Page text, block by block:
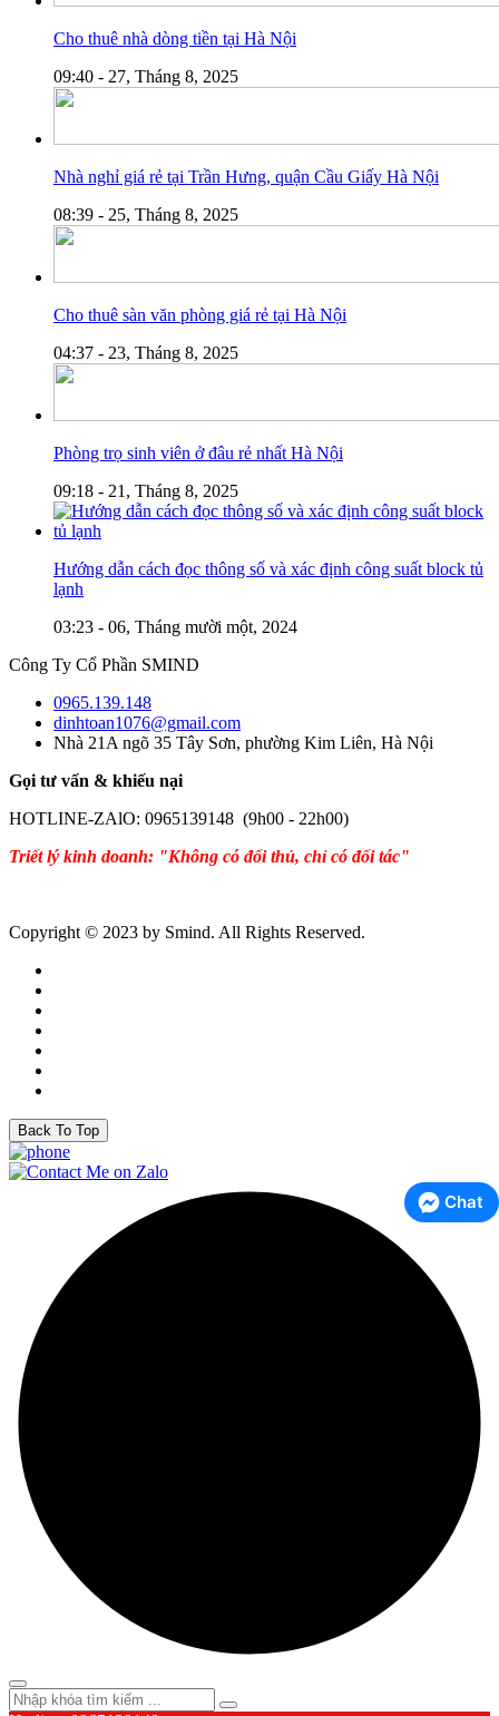
Cho thuê nhà dòng tiền tại Hà Nội
09:40 - 27, Tháng 8, 2025
Nhà nghỉ giá rẻ tại Trần Hưng, quận Cầu Giấy Hà Nội
08:39 - 25, Tháng 8, 2025
Cho thuê sàn văn phòng giá rẻ tại Hà Nội
04:37 - 23, Tháng 8, 2025
Phòng trọ sinh viên ở đâu rẻ nhất Hà Nội
09:18 - 21, Tháng 8, 2025
Hướng dẫn cách đọc thông số và xác định công suất block tủ
lạnh
03:23 - 06, Tháng mười một, 2024
Công Ty Cổ Phần SMIND
0965.139.148
dinhtoan1076@gmail.com
Nhà 21A ngõ 35 Tây Sơn, phường Kim Liên, Hà Nội
Gọi tư vấn & khiếu nại
HOTLINE-ZAlO: 0965139148 (9h00 - 22h00)
Triết lý kinh doanh: "Không có đối thủ, chỉ có đối tác"
Copyright © 2023 by Smind. All Rights Reserved.
Back To Top
Chat